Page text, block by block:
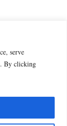
serve
By clicking